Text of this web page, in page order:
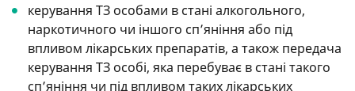
керування ТЗ особами в стані алкогольного,
наркотичного чи іншого сп’яніння або під
впливом лікарських препаратів, а також передача
керування ТЗ особі, яка перебуває в стані такого
сп’яніння чи під впливом таких лікарських